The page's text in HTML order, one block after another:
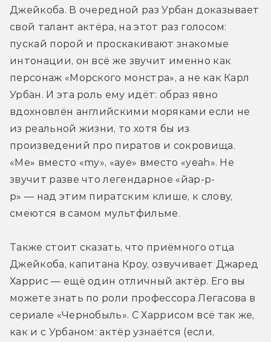
Джейкоба. В очередной раз Урбан доказывает
свой талант актёра, на этот раз голосом:
пускай порой и проскакивают знакомые
интонации, он всё же звучит именно как
персонаж «Морского монстра», а не как Карл
Урбан. И эта роль ему идёт: образ явно
вдохновлён английскими моряками если не
из реальной жизни, то хотя бы из
произведений про пиратов и сокровища.
«Me» вместо «my», «aye» вместо «yeah». Не
звучит разве что легендарное «йар-р-
р» — над этим пиратским клише, к слову,
смеются в самом мультфильме.
Также стоит сказать, что приёмного отца
Джейкоба, капитана Кроу, озвучивает Джаред
Харрис — ещё один отличный актёр. Его вы
можете знать по роли профессора Легасова в
сериале «Чернобыль». С Харрисом всё так же,
как и с Урбаном: актёр узнаётся (если,